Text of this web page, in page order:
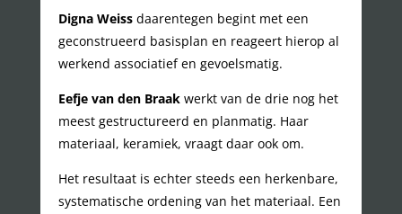
Digna Weissdaarentegen begint met een
geconstrueerd basisplan en reageert hierop al
werkend associatief en gevoelsmatig.
Eefje van den Braakwerkt van de drie nog het
meest gestructureerd en planmatig. Haar
materiaal, keramiek, vraagt daar ook om.
Het resultaat is echter steeds een herkenbare,
systematische ordening van het materiaal. Een